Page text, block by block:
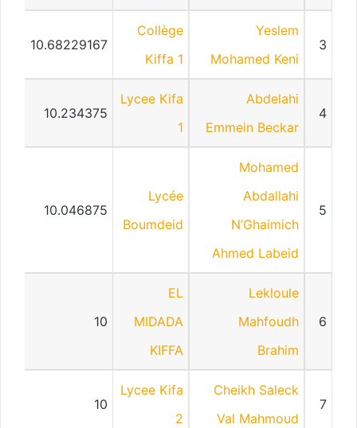
3
Yeslem
Mohamed Keni
Collège
Kiffa 1
10.68229167
4
Abdelahi
Emmein Beckar
Lycee Kifa
1
10.234375
5
Mohamed
Abdallahi
N’Ghaimich
Ahmed Labeid
Lycée
Boumdeid
10.046875
6
Lekloule
Mahfoudh
Brahim
EL
MIDADA
KIFFA
10
7
Cheikh Saleck
Val Mahmoud
Lycee Kifa
2
10